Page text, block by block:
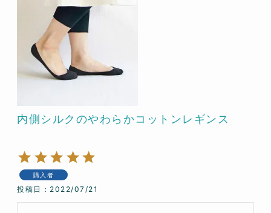
内側シルクのやわらかコットンレギンス
購入者
投稿日 2022/07/21